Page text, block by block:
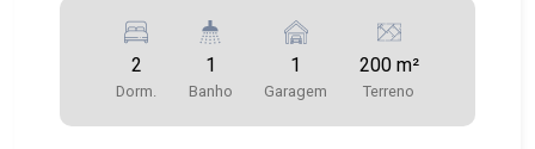
2
Dorm.
1
Banho
1
Garagem
200 m²
Terreno